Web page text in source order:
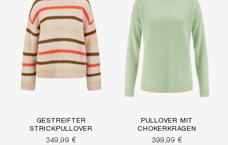
GESTREIFTER
STRICKPULLOVER
349,99 €
PULLOVER MIT
CHOKERKRAGEN
399,99 €